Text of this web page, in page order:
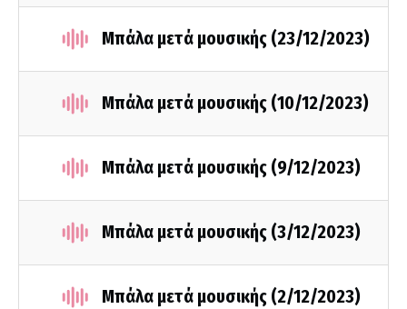
Μπάλα μετά μουσικής (23/12/2023)
Μπάλα μετά μουσικής (10/12/2023)
Μπάλα μετά μουσικής (9/12/2023)
Μπάλα μετά μουσικής (3/12/2023)
Μπάλα μετά μουσικής (2/12/2023)